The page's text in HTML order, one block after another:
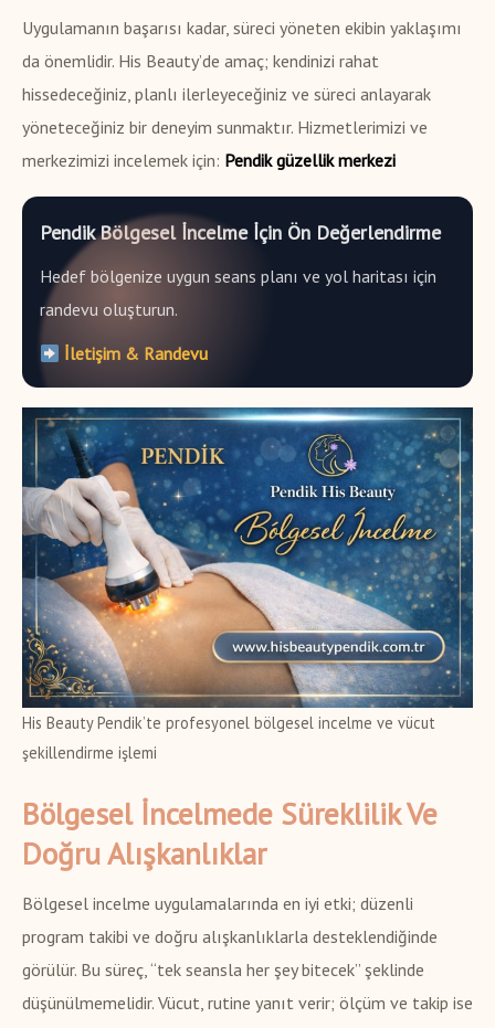
Uygulamanın başarısı kadar, süreci yöneten ekibin yaklaşımı
da önemlidir. His Beauty’de amaç; kendinizi rahat
hissedeceğiniz, planlı ilerleyeceğiniz ve süreci anlayarak
yöneteceğiniz bir deneyim sunmaktır. Hizmetlerimizi ve
merkezimizi incelemek için: Pendik güzellik merkezi
Pendik Bölgesel İncelme İçin Ön Değerlendirme
Hedef bölgenize uygun seans planı ve yol haritası için
randevu oluşturun.
İletişim & Randevu
His Beauty Pendik’te profesyonel bölgesel incelme ve vücut
şekillendirme işlemi
Bölgesel İncelmede Süreklilik Ve
Doğru Alışkanlıklar
Bölgesel incelme uygulamalarında en iyi etki; düzenli
program takibi ve doğru alışkanlıklarla desteklendiğinde
görülür. Bu süreç, “tek seansla her şey bitecek” şeklinde
düşünülmemelidir. Vücut, rutine yanıt verir; ölçüm ve takip ise